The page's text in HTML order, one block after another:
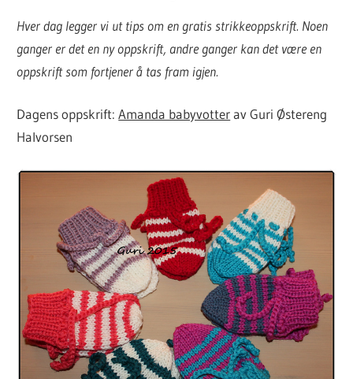
Hver dag legger vi ut tips om en gratis strikkeoppskrift. Noen
ganger er det en ny oppskrift, andre ganger kan det være en
oppskrift som fortjener å tas fram igjen.
Dagens oppskrift:Amanda babyvotterav Guri Østereng
Halvorsen